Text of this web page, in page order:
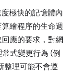
極快的記憶體內
繪程序的生命週
應的要求，對網
式變更行為 (例
整理可能不會遵